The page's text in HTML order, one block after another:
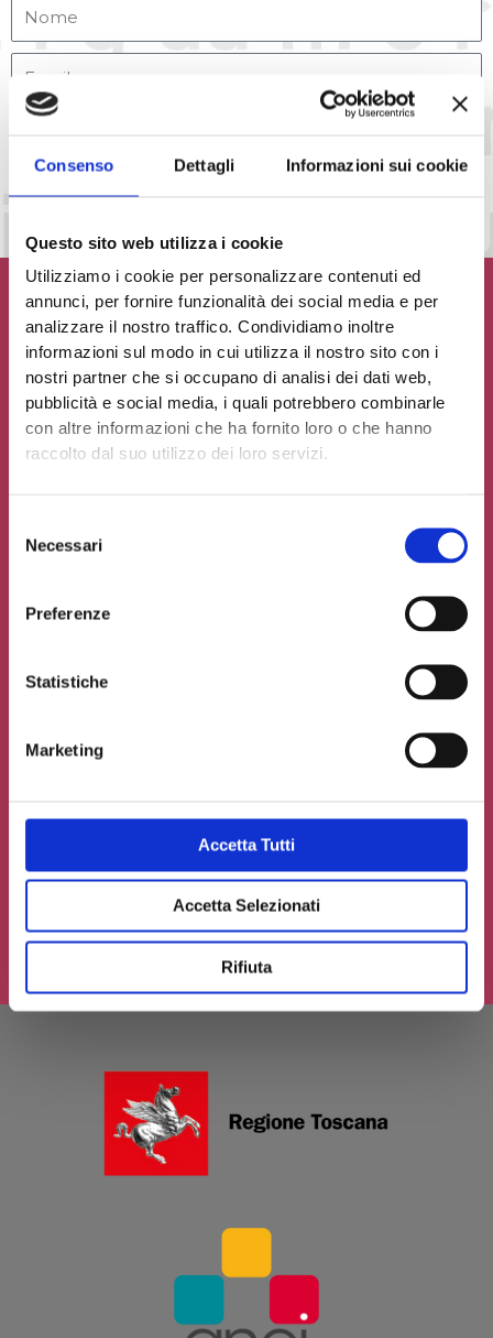
Consenso Dettagli Informazioni sui cookie
Questo sito web utilizza i cookie
Utilizziamo i cookie per personalizzare contenuti ed
annunci, per fornire funzionalità dei social media e per
analizzare il nostro traffico. Condividiamo inoltre
informazioni sul modo in cui utilizza il nostro sito con i
nostri partner che si occupano di analisi dei dati web,
pubblicità e social media, i quali potrebbero combinarle
con altre informazioni che ha fornito loro o che hanno
raccolto dal suo utilizzo dei loro servizi.
delNecessari
Preferenze
Statistiche
Marketing
Accetta Tutti
Accetta Selezionati
Rifiuta
INVIA MESSAGGIO
Contribuisci al glossario
Seleziona un'opzione
Carica un file se necessario
INVIA IL TUO CONTRIBUTO